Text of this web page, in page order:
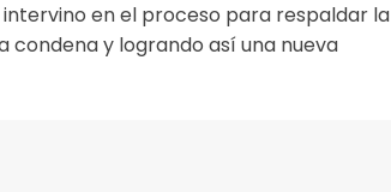
intervino en el proceso para respaldar la
condena y logrando así una nueva